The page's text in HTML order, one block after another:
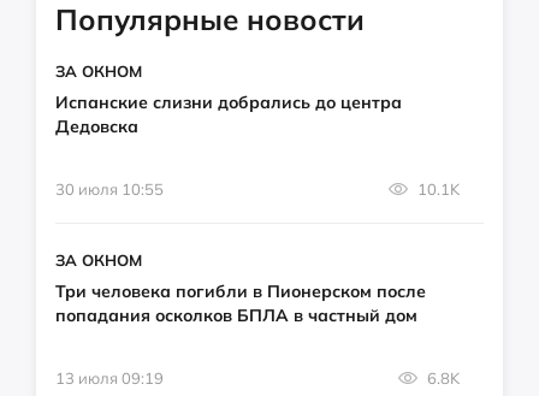
Популярные новости
ЗА ОКНОМ
Испанские слизни добрались до центра
Дедовска
30 июля 10:55 10.1K
ЗА ОКНОМ
Три человека погибли в Пионерском после
попадания осколков БПЛА в частный дом
13 июля 09:19 6.8K